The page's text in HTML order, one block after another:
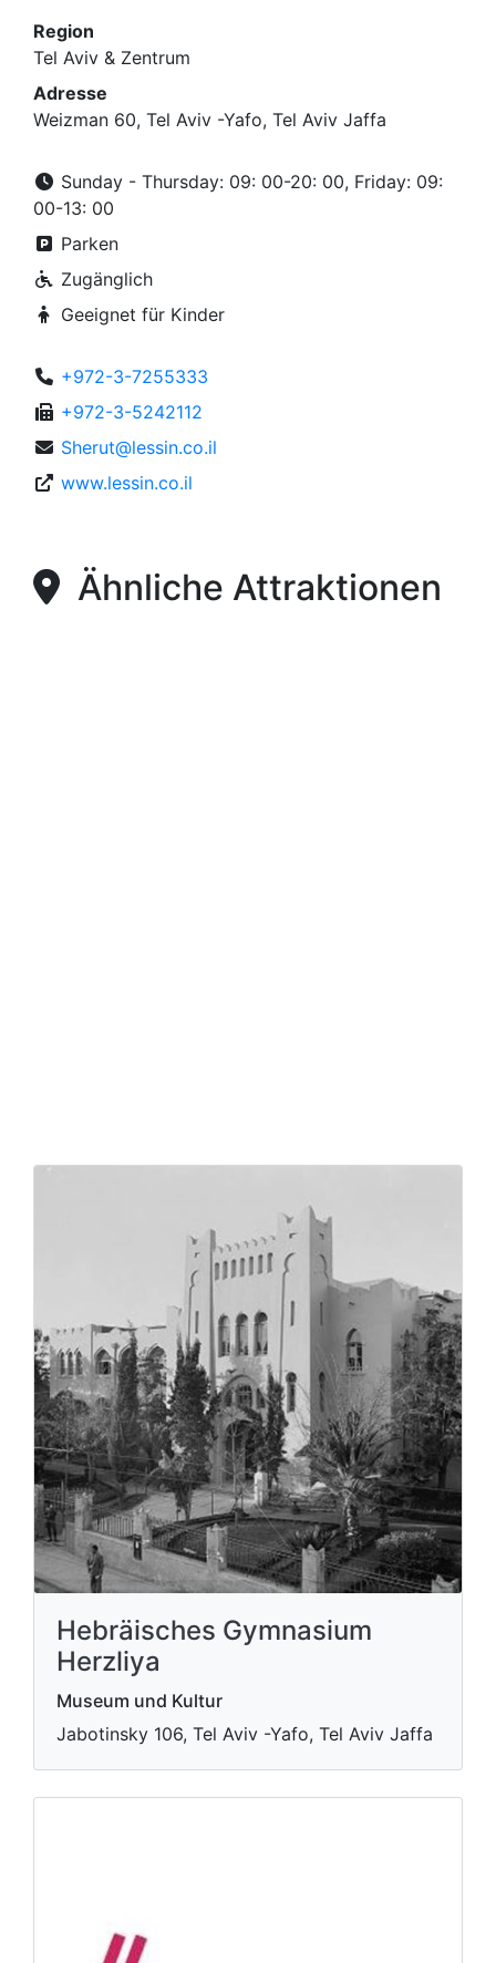
Region
Tel Aviv & Zentrum
Adresse
Weizman 60, Tel Aviv -Yafo, Tel Aviv Jaffa
Sunday - Thursday: 09: 00-20: 00, Friday: 09:
00-13: 00
Parken
Zugänglich
Geeignet für Kinder
+972-3-7255333
+972-3-5242112
Sherut@lessin.co.il
www.lessin.co.il
Ähnliche Attraktionen
Hebräisches Gymnasium
Herzliya
Museum und Kultur
Jabotinsky 106, Tel Aviv -Yafo, Tel Aviv Jaffa